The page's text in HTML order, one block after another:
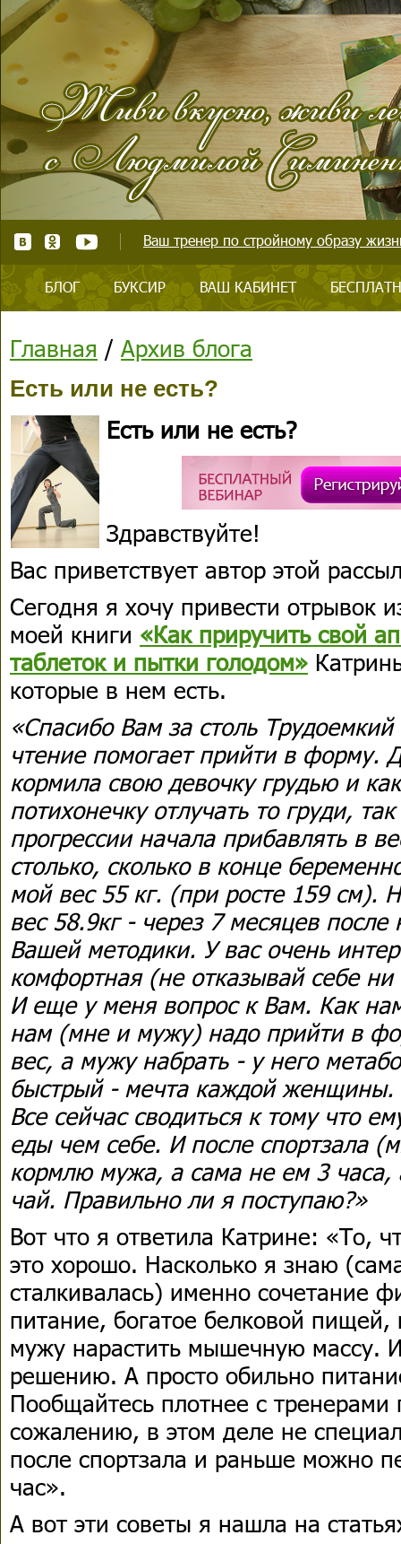
Ваш тренер по стройному образу
БЛОГ БУКСИР ВАШ КАБИНЕТ
Главная / Архив блога
Есть или не есть?
Есть или не есть?
Здравствуйте!
Вас приветствует автор этой
Сегодня я хочу привести отрывок
моей книги «Как приручить свой
таблеток и пытки голодом»
которые в нем есть.
«Спасибо Вам за столь
чтение помогает прийти в форму.
кормила свою девочку грудью и
потихонечку отлучать то груди,
прогрессии начала прибавлять в
столько, сколько в конце
мой вес 55 кг. (при росте 159
вес 58.9кг - через 7 месяцев
Вашей методики. У вас очень
комфортная (не отказывай себе
И еще у меня вопрос к Вам. Как
нам (мне и мужу) надо прийти в
вес, а мужу набрать - у него
быстрый - мечта каждой женщины.
Все сейчас сводиться к тому что
еды чем себе. И после спортзала
кормлю мужа, а сама не ем 3 часа,
чай. Правильно ли я поступаю?»
Вот что я ответила Катрине: «То,
это хорошо. Насколько я знаю
сталкивалась) именно сочетание
питание, богатое белковой
мужу нарастить мышечную массу.
решению. А просто обильно
Пообщайтесь плотнее с
сожалению, в этом деле не
после спортзала и раньше можно
час».
А вот эти советы я нашла на